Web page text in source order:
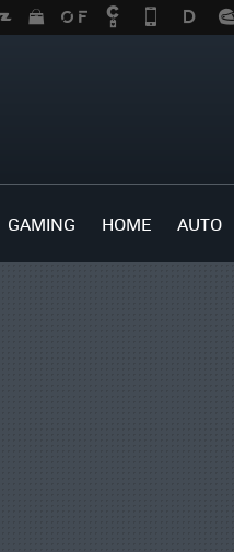
GAMING HOME AUTO